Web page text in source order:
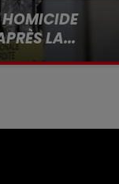
HOMICIDE
LA...
logement